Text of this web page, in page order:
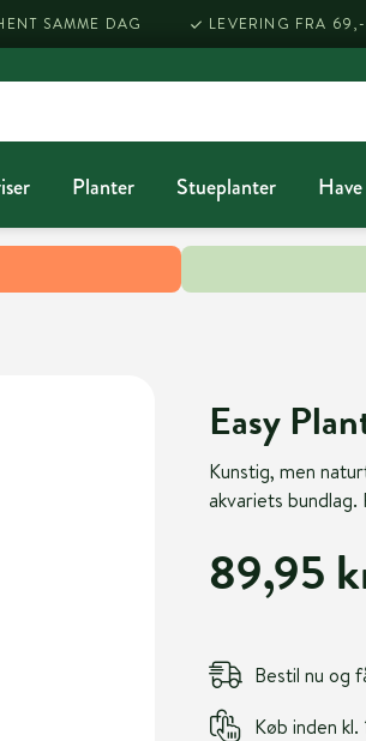
SAMME DAG LEVERING FRA 69,-
Planter Stueplanter Have
Easy
Kunstig, men
akvariets
89,95
Bestil nu og
Køb inden